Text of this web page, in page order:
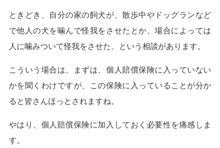
ときどき、自分の家の飼犬が、散歩中やドッグランなど
で他人の犬を噛んで怪我をさせたとか、場合によっては
人に噛みついて怪我をさせた、という相談があります。
こういう場合は、まずは、個人賠償保険に入っていない
かを聞くわけですが、この保険に入っていることが分か
ると皆さんほっとされますね。
やはり、個人賠償保険に加入しておく必要性を痛感しま
す。